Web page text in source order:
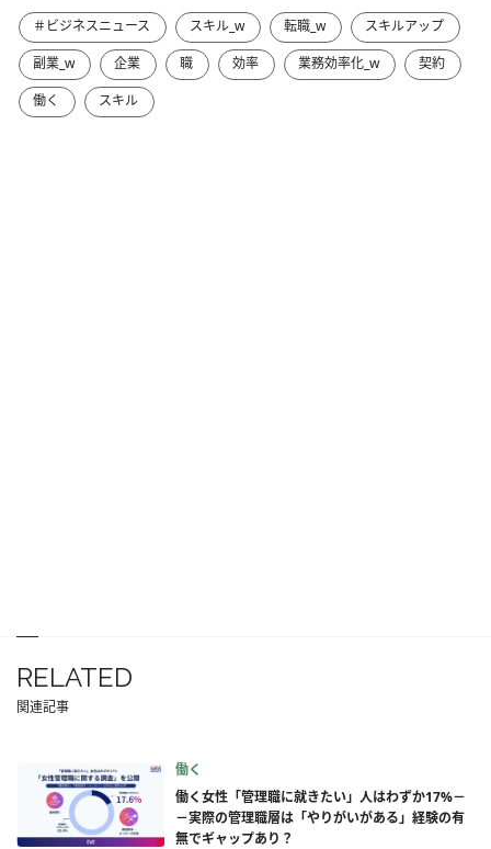
＃ビジネスニュース スキル_w 転職_w
スキルアップ
副業_w
企業 職 効率 業務効率化_w
契約
働く
スキル
RELATED
関連記事
働く
働く女性「管理職に就きたい」人はわずか17%－
－実際の管理職層は「やりがいがある」経験の有
無でギャップあり？